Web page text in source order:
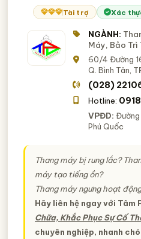
Tài trợ Xác
NGÀNH:
Máy, Bảo Trì
60/4 Đường
Q. Bình Tân,
(028)
Hotline:
VPĐD: Đường
Phú Quốc
Thang máy bị rung lắc?
máy tạo tiếng ồn?
Thang máy ngưng hoạt
Hãy liên hệ ngay với Tâm
Chữa, Khắc Phục Sự Cố
chuyên nghiệp, nhanh